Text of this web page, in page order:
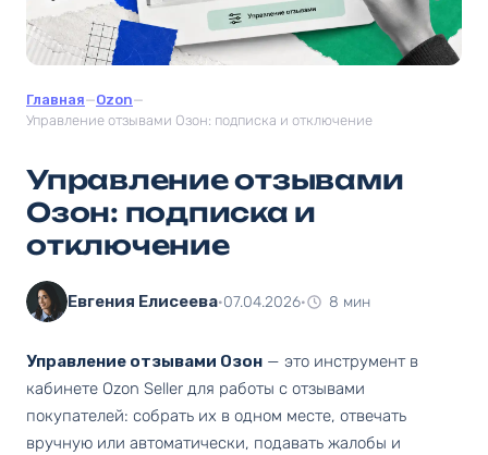
Главная—Ozon—
Управление отзывами Озон: подписка и отключение
Управление отзывами
Озон: подписка и
отключение
Евгения Елисеева·07.04.2026· 8 мин
Управление отзывами Озон — это инструмент в
кабинете Ozon Seller для работы с отзывами
покупателей: собрать их в одном месте, отвечать
вручную или автоматически, подавать жалобы и